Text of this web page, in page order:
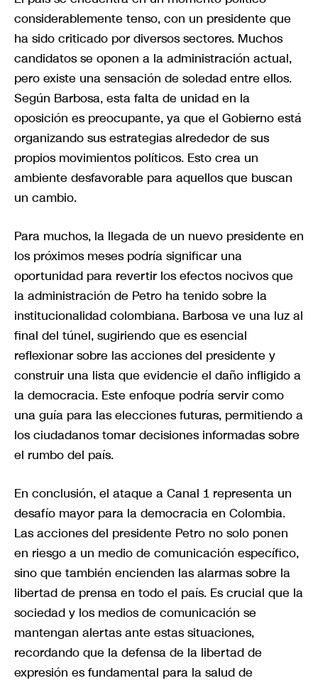
considerablemente tenso, con un presidente que
ha sido criticado por diversos sectores. Muchos
candidatos se oponen a la administración actual,
pero existe una sensación de soledad entre ellos.
Según Barbosa, esta falta de unidad en la
oposición es preocupante, ya que el Gobierno está
organizando sus estrategias alrededor de sus
propios movimientos políticos. Esto crea un
ambiente desfavorable para aquellos que buscan
un cambio.
Para muchos, la llegada de un nuevo presidente en
los próximos meses podría significar una
oportunidad para revertir los efectos nocivos que
la administración de Petro ha tenido sobre la
institucionalidad colombiana. Barbosa ve una luz al
final del túnel, sugiriendo que es esencial
reflexionar sobre las acciones del presidente y
construir una lista que evidencie el daño infligido a
la democracia. Este enfoque podría servir como
una guía para las elecciones futuras, permitiendo a
los ciudadanos tomar decisiones informadas sobre
el rumbo del país.
En conclusión, el ataque a Canal 1 representa un
desafío mayor para la democracia en Colombia.
Las acciones del presidente Petro no solo ponen
en riesgo a un medio de comunicación específico,
sino que también encienden las alarmas sobre la
libertad de prensa en todo el país. Es crucial que la
sociedad y los medios de comunicación se
mantengan alertas ante estas situaciones,
recordando que la defensa de la libertad de
expresión es fundamental para la salud de